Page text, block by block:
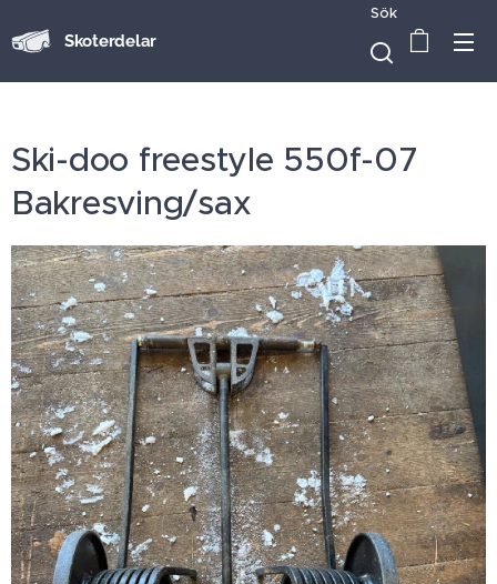
Skoterdelar
Sök
Ski-doo freestyle 550f-07
Bakresving/sax